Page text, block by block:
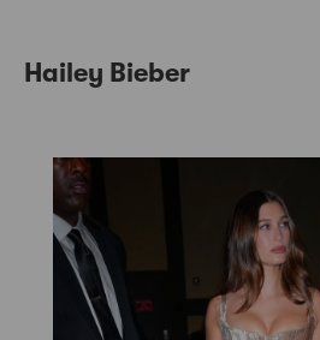
Hailey Bieber